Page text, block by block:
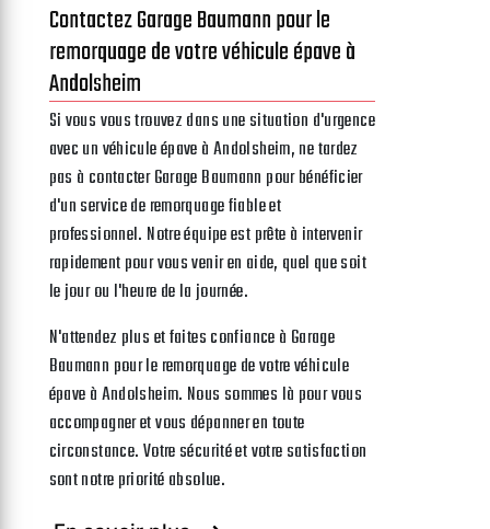
Contactez Garage Baumann pour le
remorquage de votre véhicule épave à
Andolsheim
Si vous vous trouvez dans une situation d'urgence
avec un véhicule épave à Andolsheim, ne tardez
pas à contacter Garage Baumann pour bénéficier
d'un service de remorquage fiable et
professionnel. Notre équipe est prête à intervenir
rapidement pour vous venir en aide, quel que soit
le jour ou l'heure de la journée.
N'attendez plus et faites confiance à Garage
Baumann pour le remorquage de votre véhicule
épave à Andolsheim. Nous sommes là pour vous
accompagner et vous dépanner en toute
circonstance. Votre sécurité et votre satisfaction
sont notre priorité absolue.